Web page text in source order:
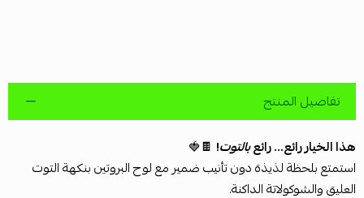
تفاصيل المنتج
هذا الخيار رائع... رائعبالتوت!
🍫🍓
استمتع بلحظة لذيذة دون تأنيب ضمير مع لوح البروتين بنكهة التوت
العليق والشوكولاتة الداكنة.